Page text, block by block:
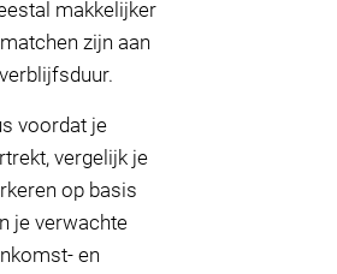
makkelijker
zijn aan
voordat je
vergelijk je
op basis
je verwachte
en